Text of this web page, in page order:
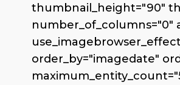
thumbnail_height="90"
number_of_columns="0"
order_by="imagedate"